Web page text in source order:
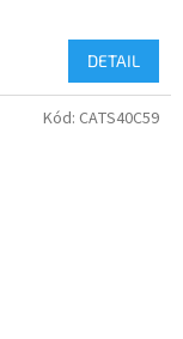
DETAIL
Kód: CATS40C59